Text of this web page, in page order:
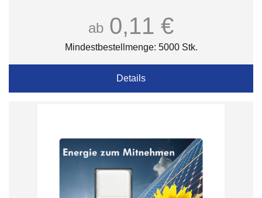
ab 0,11 €
Mindestbestellmenge: 5000 Stk.
Details